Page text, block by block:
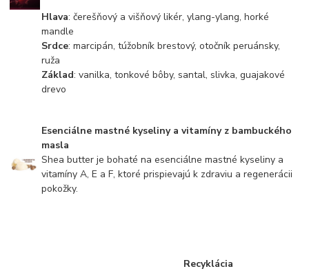
Hlava: čerešňový a višňový likér, ylang-ylang, horké
mandle
Srdce: marcipán, túžobník brestový, otočník peruánsky,
ruža
Základ: vanilka, tonkové bôby, santal, slivka, guajakové
drevo
Esenciálne mastné kyseliny a vitamíny z bambuckého
masla
Shea butter je bohaté na esenciálne mastné kyseliny a
vitamíny A, E a F, ktoré prispievajú k zdraviu a regenerácii
pokožky.
Recyklácia